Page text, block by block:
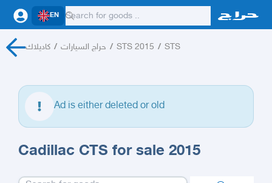
EN
كاديلاك / حراج السيارات / STS 2015 / STS
Ad is either deleted or old
Cadillac CTS for sale 2015